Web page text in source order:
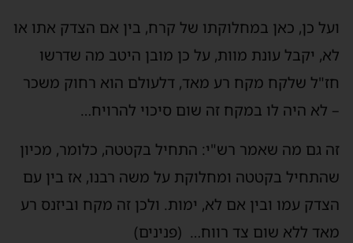
ועל כן, כאן במחלוקתו של קרח, בין אם הצדק אתו או
לא, יקבל עונת מוות, על כן מובן היטב מה שדרשו
חז"ל שלקח מקח רע מאד, דלעולם הוא רחוק משכר
– לא היה לו במקח זה שום סיכוי להרויח…
זה גם מה שאמר רש"י: התחיל בקטטה, כלומר, מכיון
שהתחיל בקטטה ומחלוקת על משה רבנו, אז בין עם
הצדק עמו ובין אם לא, ימות. ולכן זה מקח וביזנס רע
מאד ללא שום צד רווח… (פנינים)